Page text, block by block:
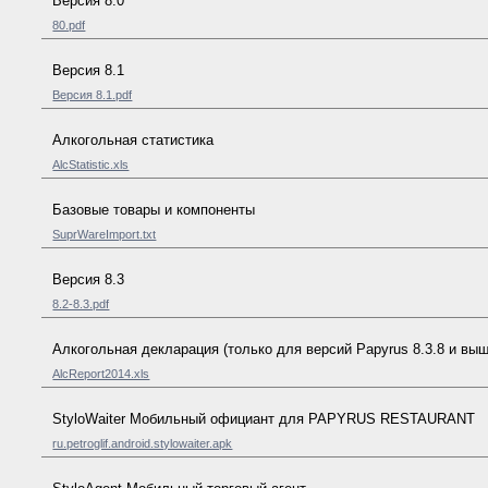
80.pdf
Версия 8.1
Версия 8.1.pdf
Алкогольная статистика
AlcStatistic.xls
Базовые товары и компоненты
SuprWareImport.txt
Версия 8.3
8.2-8.3.pdf
Алкогольная декларация (только для версий Papyrus 8.3.8 и
AlcReport2014.xls
StyloWaiter Мобильный официант для PAPYRUS RESTAURANT
ru.petroglif.android.stylowaiter.apk